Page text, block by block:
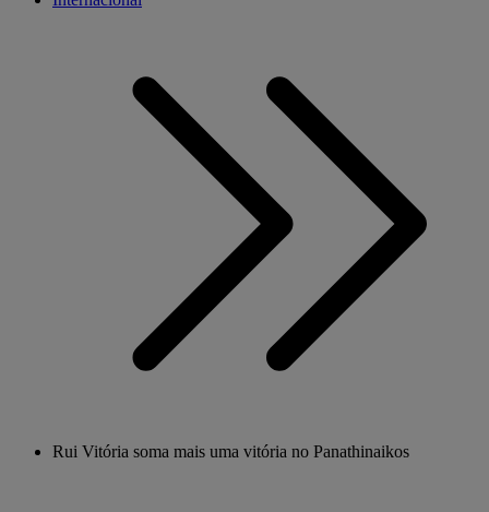
Rui Vitória soma mais uma vitória no Panathinaikos